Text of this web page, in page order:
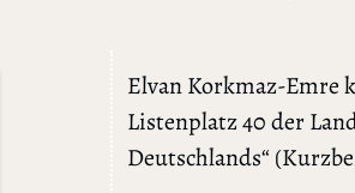
Elvan Korkmaz-Emre
Listenplatz 40 der
Deutschlands“